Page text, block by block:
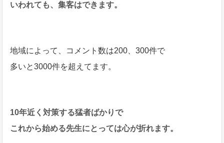
いわれても、集客はできます。
地域によって、コメント数は200、300件で
多いと3000件を超えてます。
10年近く対策する猛者ばかりで
これから始める先生にとっては心が折れます。